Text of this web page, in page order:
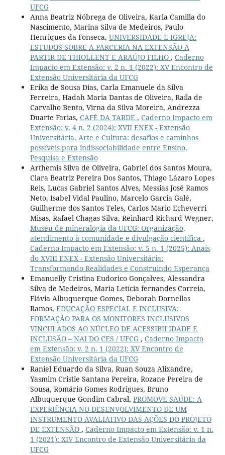
UFCG
Anna Beatriz Nóbrega de Oliveira, Karla Camilla do
Nascimento, Marina Silva de Medeiros, Paulo
Henriques da Fonseca, UNIVERSIDADE E IGREJA:
ESTUDOS SOBRE A PARCERIA NA EXTENSÃO A
PARTIR DE THIOLLENT E ARAÚJO FILHO , Caderno
Impacto em Extensão: v. 2 n. 1 (2022): XV Encontro de
Extensão Universitária da UFCG
Erika de Sousa Dias, Carla Emanuele da Silva
Ferreira, Hadah Maria Dantas de Oliveira, Raíla de
Carvalho Bento, Virna da Silva Moreira, Andrezza
Duarte Farias, CAFÉ DA TARDE , Caderno Impacto em
Extensão: v. 4 n. 2 (2024): XVII ENEX - Extensão
Universitária, Arte e Cultura: desafios e caminhos
possíveis para indissociabilidade entre Ensino,
Pesquisa e Extensão
Arthemis Silva de Oliveira, Gabriel dos Santos Moura,
Clara Beatriz Pereira Dos Santos, Thiago Lázaro Lopes
Reis, Lucas Gabriel Santos Alves, Messias José Ramos
Neto, Isabel Vidal Paulino, Marcelo Garcia Galé,
Guilherme dos Santos Teles, Carlos Mario Echeverri
Misas, Rafael Chagas Silva, Reinhard Richard Wegner,
Museu de mineralogia da UFCG: Organização,
atendimento à comunidade e divulgação científica ,
Caderno Impacto em Extensão: v. 5 n. 1 (2025): Anais
do XVIII ENEX - Extensão Universitária:
Transformando Realidades e Construindo Esperança
Emanuelly Cristina Eudorico Gonçalves, Alessandra
Silva de Medeiros, Maria Letícia fernandes Correia,
Flávia Albuquerque Gomes, Deborah Dornellas
Ramos, EDUCAÇÃO ESPECIAL E INCLUSIVA:
FORMAÇÃO PARA OS MONITORES INCLUSIVOS
VINCULADOS AO NÚCLEO DE ACESSIBILIDADE E
INCLUSÃO – NAI DO CES / UFCG , Caderno Impacto
em Extensão: v. 2 n. 1 (2022): XV Encontro de
Extensão Universitária da UFCG
Raniel Eduardo da Silva, Ruan Souza Alixandre,
Yasmim Cristie Santana Pereira, Rozane Pereira de
Sousa, Romário Gomes Rodrigues, Bruno
Albuquerque Gondim Cabral, PROMOVE SAÚDE: A
EXPERIÊNCIA NO DESENVOLVIMENTO DE UM
INSTRUMENTO AVALIATIVO DAS AÇÕES DO PROJETO
DE EXTENSÃO , Caderno Impacto em Extensão: v. 1 n.
1 (2021): XIV Encontro de Extensão Universitária da
UFCG